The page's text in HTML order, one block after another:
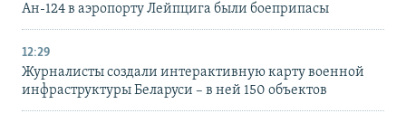
Ан-124 в аэропорту Лейпцига были боеприпасы
12:29
Журналисты создали интерактивную карту военной
инфраструктуры Беларуси – в ней 150 объектов